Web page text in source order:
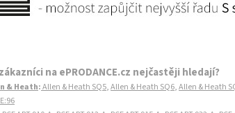
na ePRODANCE.cz nejčastěji hledají?
& Heath:Allen & Heath SQ5,Allen & Heath SQ6,Allen & Heath